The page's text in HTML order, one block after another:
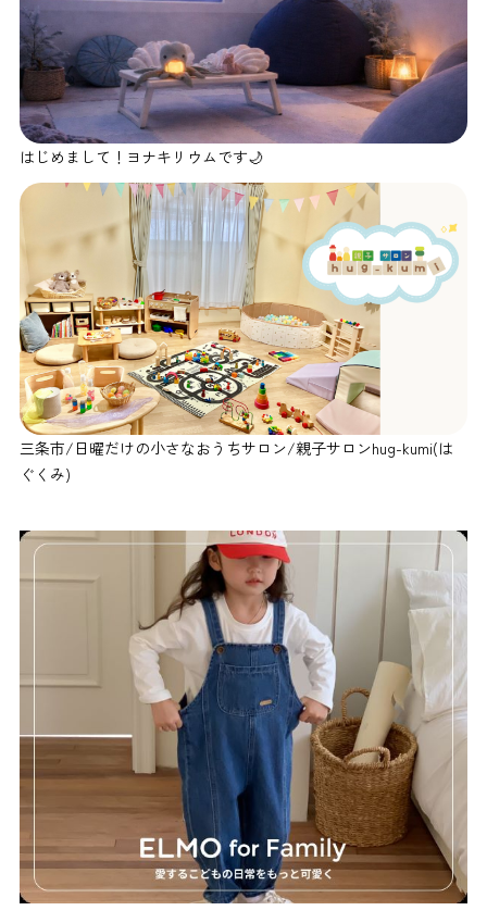
はじめまして！ヨナキリウムです🌙
三条市/日曜だけの小さなおうちサロン/親子サロンhug-kumi(は
ぐくみ)